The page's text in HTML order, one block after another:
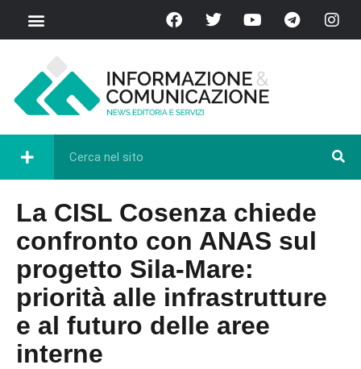
La CISL Cosenza chiede
confronto con ANAS sul
progetto Sila-Mare:
priorità alle infrastrutture
e al futuro delle aree
interne